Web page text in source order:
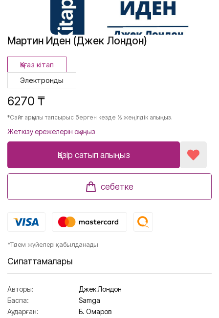
Мартин Иден (Джек Лондон)
Қағаз кітап
Электронды
6270 ₸
*Сайт арқылы тапсырыс берген кезде % жеңілдік алыңыз.
Жеткізу ережелерін оқыңыз
Қазір сатып алыңыз
себетке
*Төлем жүйелері қабылданады
Сипаттамалары
Авторы:
Джек Лондон
Баспа:
Samga
Аударған:
Б. Омаров